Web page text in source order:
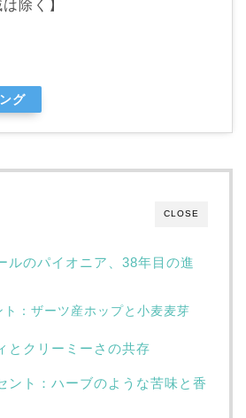
除く】
グ
CLOSE
ルのパイオニア、38年目の進
ト：ザーツ産ホップと小麦麦芽
とクリーミーさの共存
ント：ハーブのような苦味と香